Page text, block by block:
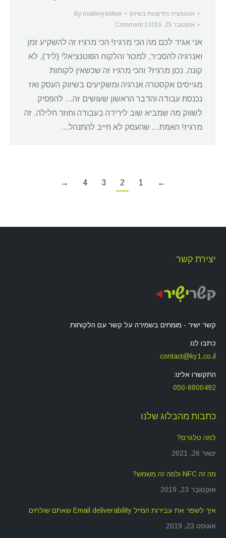
אוטומציה וחדשנות בשיווק By noalevy.kolker
אוקטובר 25, 2016
1 Comment
אני אגיד לכם מה הכי מרגיז! הכי מרגיז זה להשקיע זמן
ואנרגיה להסביר, למכור והלקוח הפוטנציאלי (ליד), לא
קונה. נכון מרגיז? והכי מרגיז זה שכשאין לקוחות
מגייסים אקסטרה אנרגיה ומשקיעים בשיווק העסק ואז
נכנסת עבודה והדבר הראשון שעושים זה… להפסיק
לשווק מה שמביא שוב לירידה בעבודה וחוזר חלילה. זה
מרגיז! האמת… שהעסק לא חייב להתנהל…
←
1
2
3
4
→
יצירת קשר
קשר ישיר - מומחים בשמירה על קשר עם הלקוחות
כתבו לנו:
contact@ky1.co.il
התקשרו אלינו:
050-8800492
כתבות מהבלוג שלנו
למה טלגרם?
ינואר 26, 2021
מה זה NFC ולמה זה משמש?
אוקטובר 23, 2019
איך לשפר את עבירות המייל Email deliverability שאתם שולחים
אוגוסט 23, 2019